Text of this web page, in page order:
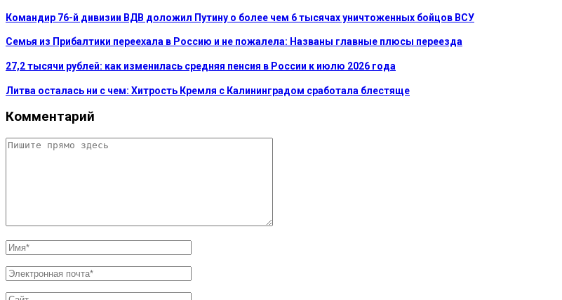
Командир 76-й дивизии ВДВ доложил Путину о более чем 6 тысячах уничтоженных бойцов ВСУ
Семья из Прибалтики переехала в Россию и не пожалела: Названы главные плюсы переезда
27,2 тысячи рублей: как изменилась средняя пенсия в России к июлю 2026 года
Литва осталась ни с чем: Хитрость Кремля с Калининградом сработала блестяще
Комментарий